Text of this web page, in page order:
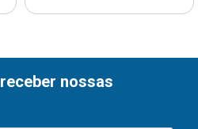
nossas